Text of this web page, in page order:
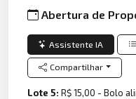
Abertura de
Assistente IA
Compartilhar
Lote 5:R$ 15,00 - Bolo